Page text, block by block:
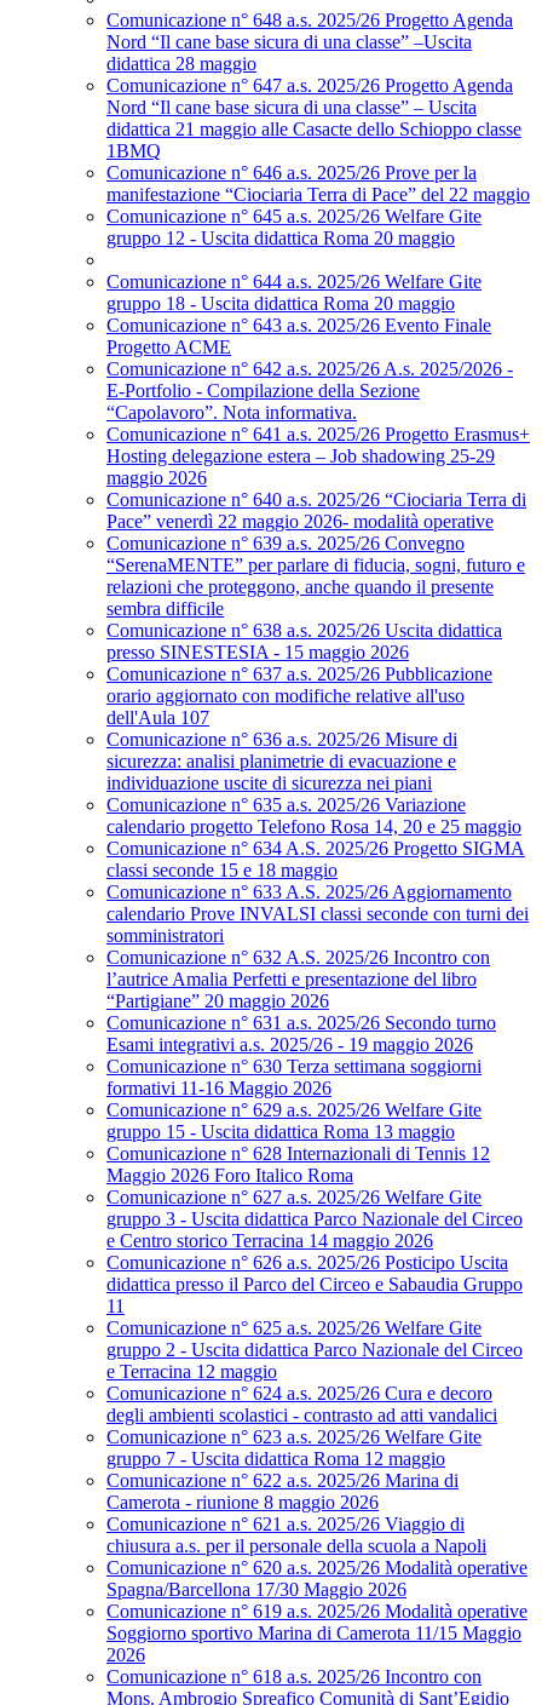
Comunicazione n° 648 a.s. 2025/26 Progetto Agenda
Nord “Il cane base sicura di una classe” –Uscita
didattica 28 maggio
Comunicazione n° 647 a.s. 2025/26 Progetto Agenda
Nord “Il cane base sicura di una classe” – Uscita
didattica 21 maggio alle Casacte dello Schioppo classe
1BMQ
Comunicazione n° 646 a.s. 2025/26 Prove per la
manifestazione “Ciociaria Terra di Pace” del 22 maggio
Comunicazione n° 645 a.s. 2025/26 Welfare Gite
gruppo 12 - Uscita didattica Roma 20 maggio
Comunicazione n° 644 a.s. 2025/26 Welfare Gite
gruppo 18 - Uscita didattica Roma 20 maggio
Comunicazione n° 643 a.s. 2025/26 Evento Finale
Progetto ACME
Comunicazione n° 642 a.s. 2025/26 A.s. 2025/2026 -
E-Portfolio - Compilazione della Sezione
“Capolavoro”. Nota informativa.
Comunicazione n° 641 a.s. 2025/26 Progetto Erasmus+
Hosting delegazione estera – Job shadowing 25-29
maggio 2026
Comunicazione n° 640 a.s. 2025/26 “Ciociaria Terra di
Pace” venerdì 22 maggio 2026- modalità operative
Comunicazione n° 639 a.s. 2025/26 Convegno
“SerenaMENTE” per parlare di fiducia, sogni, futuro e
relazioni che proteggono, anche quando il presente
sembra difficile
Comunicazione n° 638 a.s. 2025/26 Uscita didattica
presso SINESTESIA - 15 maggio 2026
Comunicazione n° 637 a.s. 2025/26 Pubblicazione
orario aggiornato con modifiche relative all'uso
dell'Aula 107
Comunicazione n° 636 a.s. 2025/26 Misure di
sicurezza: analisi planimetrie di evacuazione e
individuazione uscite di sicurezza nei piani
Comunicazione n° 635 a.s. 2025/26 Variazione
calendario progetto Telefono Rosa 14, 20 e 25 maggio
Comunicazione n° 634 A.S. 2025/26 Progetto SIGMA
classi seconde 15 e 18 maggio
Comunicazione n° 633 A.S. 2025/26 Aggiornamento
calendario Prove INVALSI classi seconde con turni dei
somministratori
Comunicazione n° 632 A.S. 2025/26 Incontro con
l’autrice Amalia Perfetti e presentazione del libro
“Partigiane” 20 maggio 2026
Comunicazione n° 631 a.s. 2025/26 Secondo turno
Esami integrativi a.s. 2025/26 - 19 maggio 2026
Comunicazione n° 630 Terza settimana soggiorni
formativi 11-16 Maggio 2026
Comunicazione n° 629 a.s. 2025/26 Welfare Gite
gruppo 15 - Uscita didattica Roma 13 maggio
Comunicazione n° 628 Internazionali di Tennis 12
Maggio 2026 Foro Italico Roma
Comunicazione n° 627 a.s. 2025/26 Welfare Gite
gruppo 3 - Uscita didattica Parco Nazionale del Circeo
e Centro storico Terracina 14 maggio 2026
Comunicazione n° 626 a.s. 2025/26 Posticipo Uscita
didattica presso il Parco del Circeo e Sabaudia Gruppo
11
Comunicazione n° 625 a.s. 2025/26 Welfare Gite
gruppo 2 - Uscita didattica Parco Nazionale del Circeo
e Terracina 12 maggio
Comunicazione n° 624 a.s. 2025/26 Cura e decoro
degli ambienti scolastici - contrasto ad atti vandalici
Comunicazione n° 623 a.s. 2025/26 Welfare Gite
gruppo 7 - Uscita didattica Roma 12 maggio
Comunicazione n° 622 a.s. 2025/26 Marina di
Camerota - riunione 8 maggio 2026
Comunicazione n° 621 a.s. 2025/26 Viaggio di
chiusura a.s. per il personale della scuola a Napoli
Comunicazione n° 620 a.s. 2025/26 Modalità operative
Spagna/Barcellona 17/30 Maggio 2026
Comunicazione n° 619 a.s. 2025/26 Modalità operative
Soggiorno sportivo Marina di Camerota 11/15 Maggio
2026
Comunicazione n° 618 a.s. 2025/26 Incontro con
Mons. Ambrogio Spreafico Comunità di Sant’Egidio